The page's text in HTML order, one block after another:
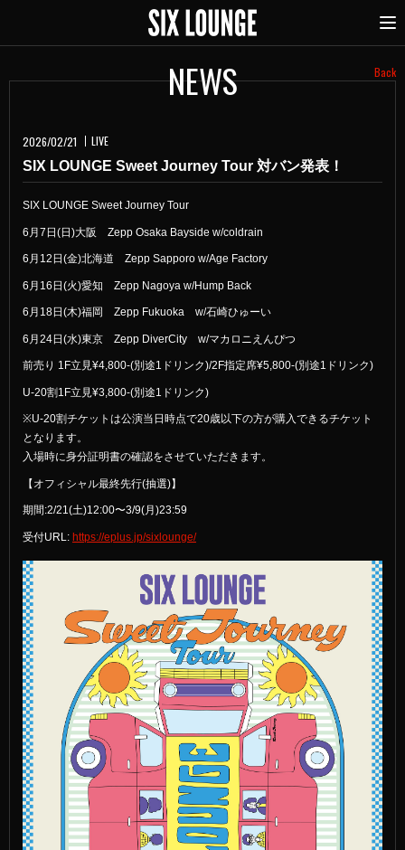
NEWS Back
2026/02/21
LIVE
SIX LOUNGE Sweet Journey Tour 対バン発表！
SIX LOUNGE Sweet Journey Tour
6月7日(日)大阪 Zepp Osaka Bayside w/coldrain
6月12日(金)北海道 Zepp Sapporo w/Age Factory
6月16日(火)愛知 Zepp Nagoya w/Hump Back
6月18日(木)福岡 Zepp Fukuoka w/石崎ひゅーい
6月24日(水)東京 Zepp DiverCity w/マカロニえんぴつ
前売り 1F立見¥4,800-(別途1ドリンク)/2F指定席¥5,800-(別途1ドリンク)
U-20割1F立見¥3,800-(別途1ドリンク)
※U-20割チケットは公演当日時点で20歳以下の方が購入できるチケット
となります。
入場時に身分証明書の確認をさせていただきます。
【オフィシャル最終先行(抽選)】
期間:2/21(土)12:00〜3/9(月)23:59
受付URL: https://eplus.jp/sixlounge/